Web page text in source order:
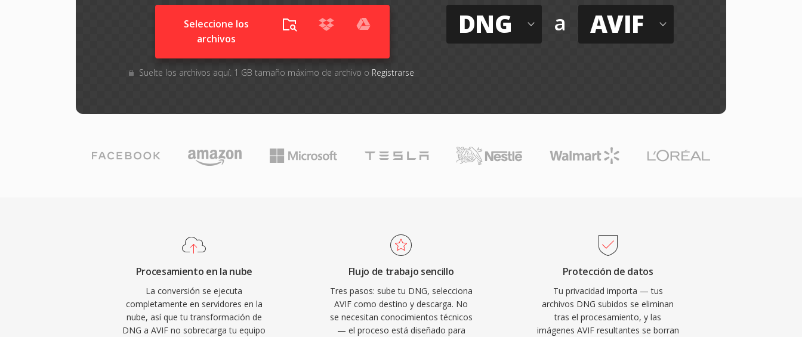
Seleccione los
archivos
Suelte los archivos aquí. 1 GB tamaño máximo de archivo o Registrarse
DNG a AVIF
Procesamiento en la nube
La conversión se ejecuta
completamente en servidores en la
nube, así que tu transformación de
DNG a AVIF no sobrecarga tu equipo
Flujo de trabajo sencillo
Tres pasos: sube tu DNG, selecciona
AVIF como destino y descarga. No
se necesitan conocimientos técnicos
— el proceso está diseñado para
Protección de datos
Tu privacidad importa — tus
archivos DNG subidos se eliminan
tras el procesamiento, y las
imágenes AVIF resultantes se borran